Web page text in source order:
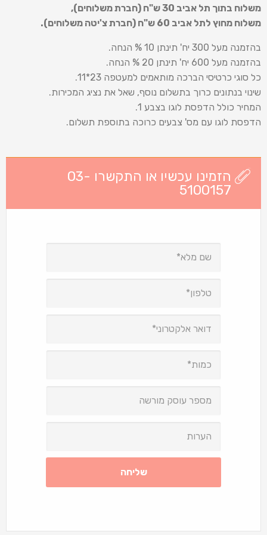
משלוח בתוך תל אביב 30 ש
"ח (חברת משלוחים),
משלוח מחוץ לתל אביב 60 ש
"ח (חברת צ'יטה משלוחים).
בהזמנה מעל 300 יח' תינתן 10 % הנחה.
בהזמנה מעל 600 יח' תינתן 20 % הנחה.
כל סוגי כרטיסי הברכה מותאמים למעטפה 23*11.
שינוי בנתונים כרוך בתשלום נוסף, שאל את נציג המכירות.
המחיר כולל הדפסת לוגו בצבע 1.
הדפסת לוגו עם מס' צבעים כרוכה בתוספת תשלום.
הזמינו עכשיו או התקשרו 03-
5100157